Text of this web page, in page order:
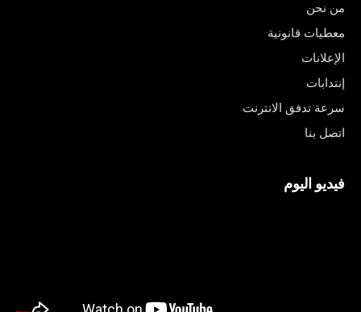
من نحن
معطيات قانونية
الإعلانات
إنتدابات
سرعة تدفق الانترنت
اتصل بنا
فيديو اليوم